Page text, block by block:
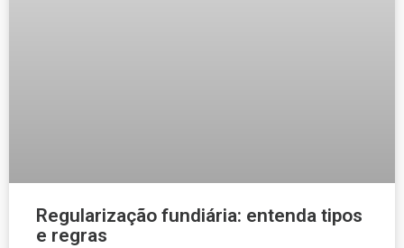
Regularização fundiária: entenda tipos
e regras